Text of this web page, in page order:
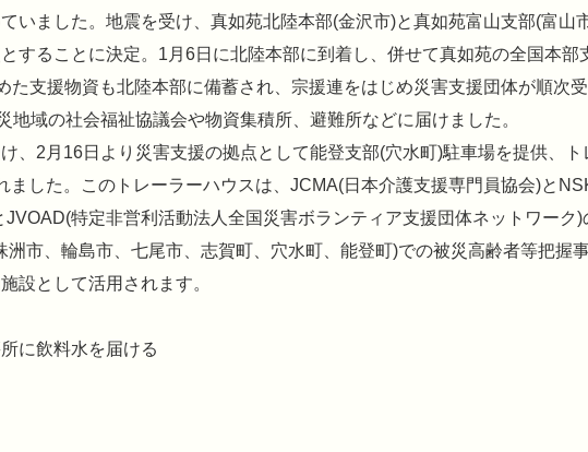
いました。地震を受け、真如苑北陸本部(金沢市)と真如苑富山支部(富山
することに決定。1月6日に北陸本部に到着し、併せて真如苑の全国本部
た支援物資も北陸本部に備蓄され、宗援連をはじめ災害支援団体が順次
地域の社会福祉協議会や物資集積所、避難所などに届けました。
、2月16日より災害支援の拠点として能登支部(穴水町)駐車場を提供、ト
ました。このトレーラーハウスは、JCMA(日本介護支援専門員協会)と
JVOAD(特定非営利活動法人全国災害ボランティア支援団体ネットワーク)
洲市、輪島市、七尾市、志賀町、穴水町、能登町)での被災高齢者等把握
設として活用されます。